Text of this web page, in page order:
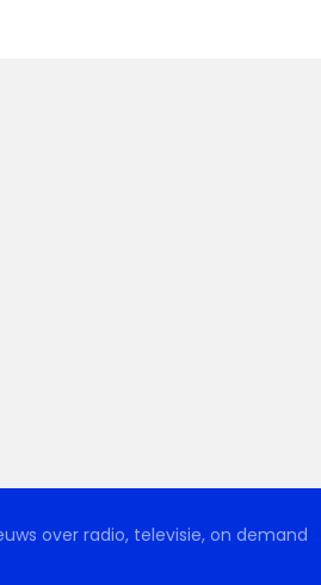
over radio, televisie, on demand